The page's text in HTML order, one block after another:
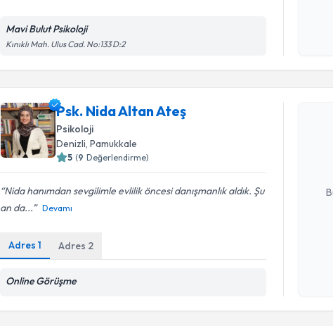
Mavi Bulut Psikoloji
Kınıklı Mah. Ulus Cad. No:133 D:2
Psk. Nida Altan Ateş
Psikoloji
Denizli, Pamukkale
5 (9 Değerlendirme)
Nida hanımdan sevgilimle evlilik öncesi danışmanlık aldık. Şu
an da...
Devamı
Adres1 Adres 2
Online Görüşme
Randevu
Randevu